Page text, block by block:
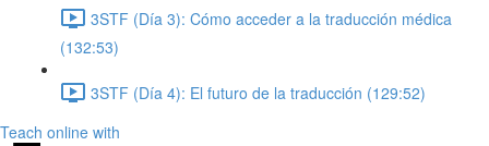
3STF (Día 3): Cómo acceder a la traducción médica
(132:53)
3STF (Día 4): El futuro de la traducción (129:52)
Teach online with